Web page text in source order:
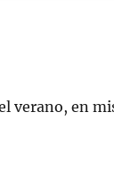
verano, en